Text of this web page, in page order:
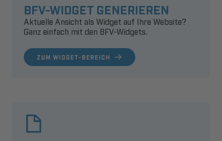
BFV-WIDGET GENERIEREN
Aktuelle Ansicht als Widget auf Ihre Website?
Ganz einfach mit den BFV-Widgets.
ZUM WIDGET-BEREICH